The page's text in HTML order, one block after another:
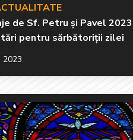
de Sf. Petru și Pavel
pentru sărbătoriții zilei
2023